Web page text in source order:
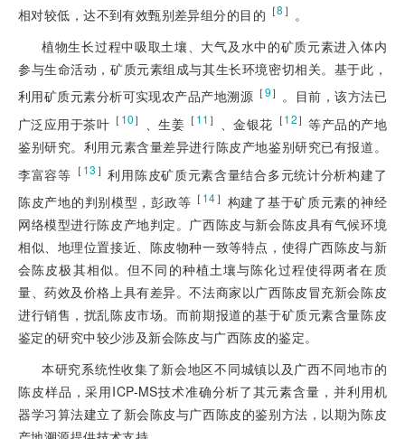
相对较低，达不到有效甄别差异组分的目的 ［8 ］ 。
植物生长过程中吸取土壤、大气及水中的矿质元素进入体内
参与生命活动，矿质元素组成与其生长环境密切相关。基于此，
利用矿质元素分析可实现农产品产地溯源 ［9］ 。目前，该方法已
广泛应用于茶叶 ［ 10］ 、生姜 ［ 11 ］ 、金银花 ［12］等产品的产地
鉴别研究。利用元素含量差异进行陈皮产地鉴别研究已有报道。
李富容等 ［ 13 ］ 利用陈皮矿质元素含量结合多元统计分析构建了
陈皮产地的判别模型，彭政等 ［ 14］ 构建了基于矿质元素的神经
网络模型进行陈皮产地判定。广西陈皮与新会陈皮具有气候环境
相似、地理位置接近、陈皮物种一致等特点，使得广西陈皮与新
会陈皮极其相似。但不同的种植土壤与陈化过程使得两者在质
量、药效及价格上具有差异。不法商家以广西陈皮冒充新会陈皮
进行销售，扰乱陈皮市场。而前期报道的基于矿质元素含量陈皮
鉴定的研究中较少涉及新会陈皮与广西陈皮的鉴定。
本研究系统性收集了新会地区不同城镇以及广西不同地市的
陈皮样品，采用ICP-MS技术准确分析了其元素含量，并利用机
器学习算法建立了新会陈皮与广西陈皮的鉴别方法，以期为陈皮